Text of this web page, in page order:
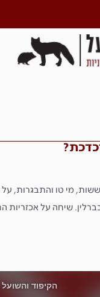
מי טו והתבגרות,
בברלין. שיחה על